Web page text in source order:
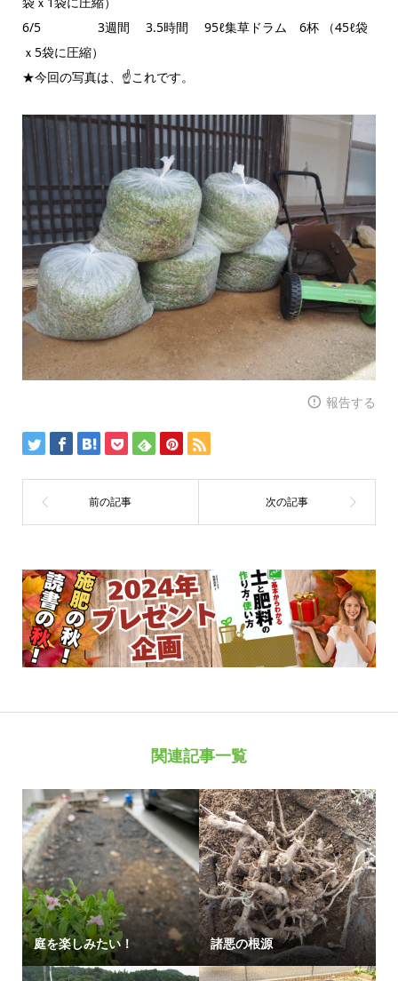
6/5 3週間 3.5時間 95ℓ集草ドラム 6杯 （45ℓ袋
ｘ5袋に圧縮）
★今回の写真は、☝これです。
報告する
関連記事一覧
庭を楽しみたい！ 諸悪の根源